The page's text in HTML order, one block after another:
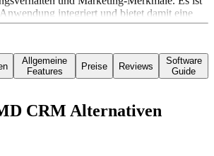
integriert und bietet damit eine
Kunden-, Interessenten- und
Allgemeine
Features
Preise Reviews
Software
Guide
CRM Alternativen